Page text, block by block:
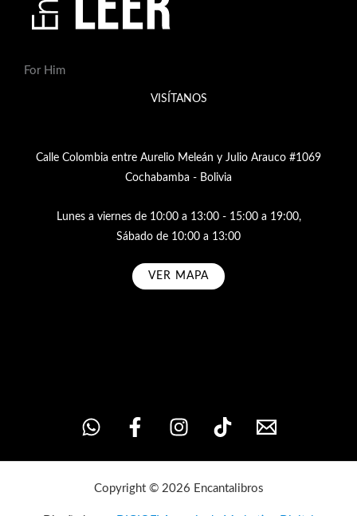
For Him
VISÍTANOS
Calle Colombia entre Aurelio Meleán y Julio Arauco #1069
Cochabamba - Bolivia
Lunes a viernes de 10:00 a 13:00 - 15:00 a 19:00,
Sábado de 10:00 a 13:00
VER MAPA
Copyright © 2026 Encantalibros